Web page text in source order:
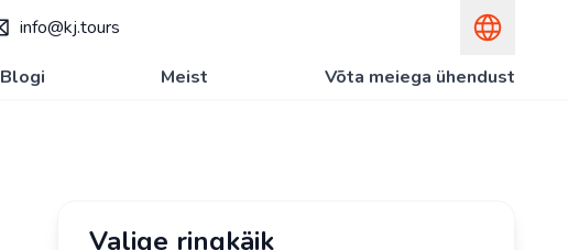
info@kj.tours
Blogi Meist Võta meiega ühendust
Valige ringkäik